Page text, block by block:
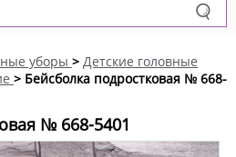
уборы > Детские головные
> Бейсболка подростковая № 668-
№ 668-5401